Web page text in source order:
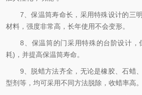
7、保温筒寿命长，采用特殊设计的三
材料，强度非常高，长年使用不会变形。
8、保温筒的门采用特殊的台阶设计，
耗)，并提高保温筒寿命。
9、脱蜡方法齐全，无论是橡胶、石蜡、
型剂等，均可采用不同方法脱除，收蜡率高。